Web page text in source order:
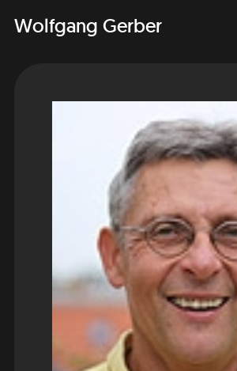
Wolfgang Gerber